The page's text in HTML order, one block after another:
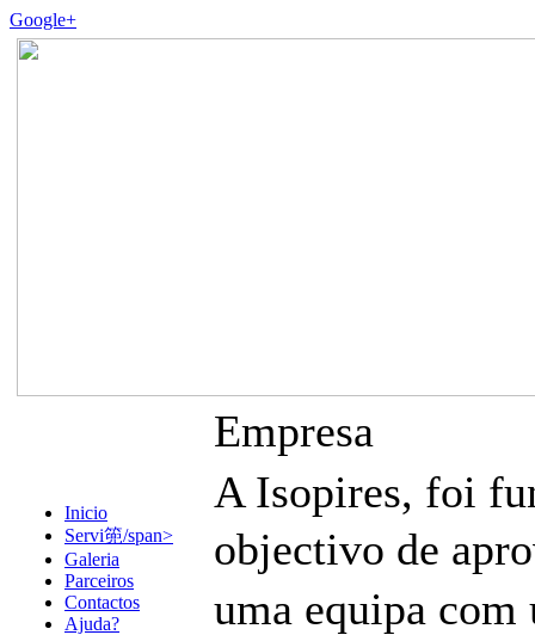
Google+
Inicio
Servi篼/span>
Galeria
Parceiros
Contactos
Ajuda?
Empresa
A Isopires, foi
objectivo de
uma equipa